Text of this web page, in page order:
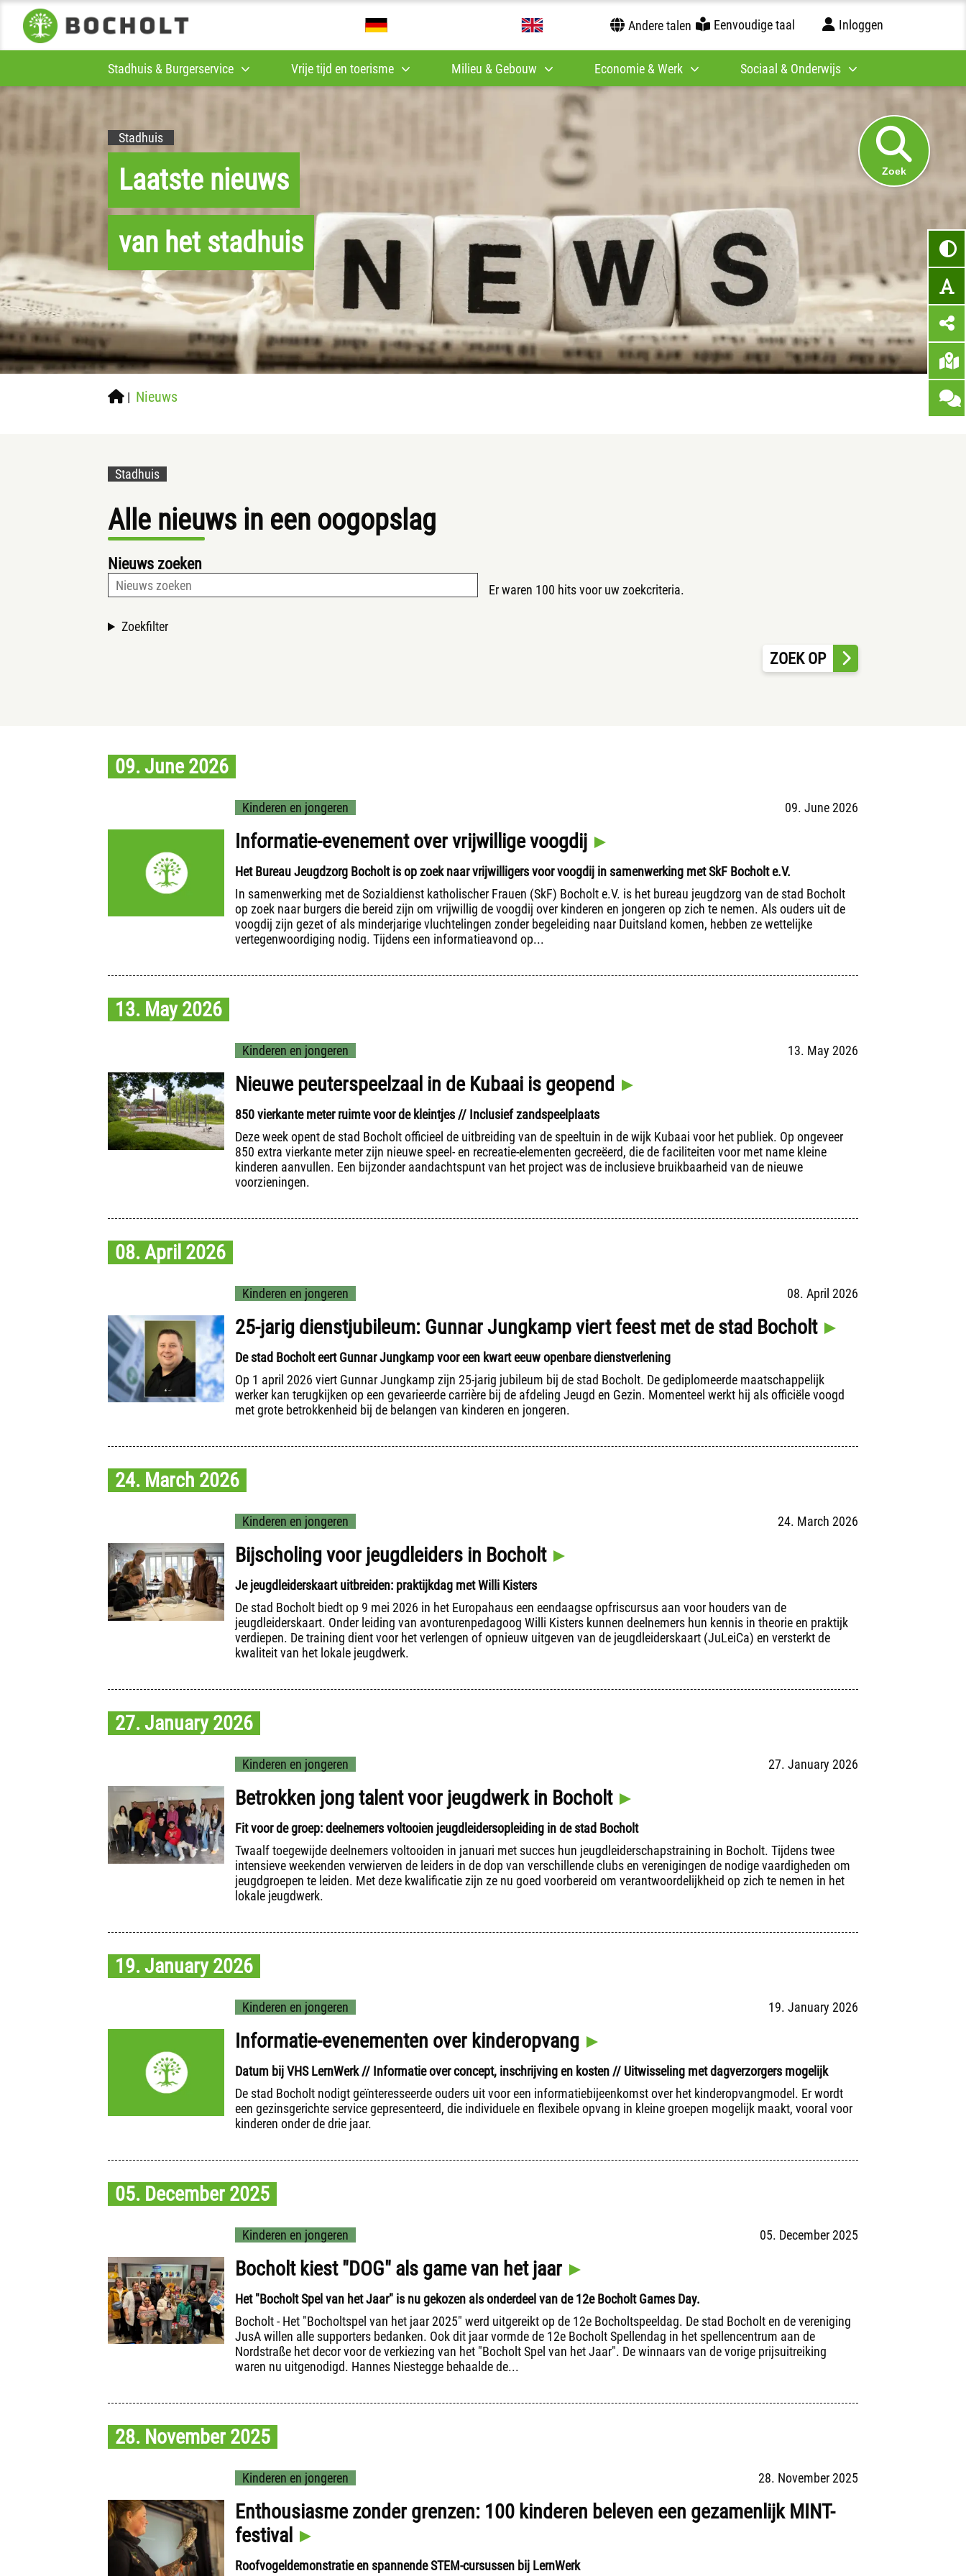
Andere talen Eenvoudige taal Inloggen
Stadhuis & Burgerservice Vrije tijd en toerisme Milieu & Gebouw Economie & Werk Sociaal & Onderwijs
Zoek
Stadhuis
Laatste nieuws
van het stadhuis
| Nieuws
Stadhuis
Alle nieuws in een oogopslag
Nieuws zoeken
Er waren 100 hits voor uw zoekcriteria.
Zoekfilter
ZOEK OP
09. June 2026
Kinderen en jongeren 09. June 2026
Informatie-evenement over vrijwillige voogdij
Het Bureau Jeugdzorg Bocholt is op zoek naar vrijwilligers voor voogdij in samenwerking met SkF Bocholt e.V.
In samenwerking met de Sozialdienst katholischer Frauen (SkF) Bocholt e.V. is het bureau jeugdzorg van de stad Bocholt
op zoek naar burgers die bereid zijn om vrijwillig de voogdij over kinderen en jongeren op zich te nemen. Als ouders uit de
voogdij zijn gezet of als minderjarige vluchtelingen zonder begeleiding naar Duitsland komen, hebben ze wettelijke
vertegenwoordiging nodig. Tijdens een informatieavond op...
13. May 2026
Kinderen en jongeren 13. May 2026
Nieuwe peuterspeelzaal in de Kubaai is geopend
850 vierkante meter ruimte voor de kleintjes // Inclusief zandspeelplaats
Deze week opent de stad Bocholt officieel de uitbreiding van de speeltuin in de wijk Kubaai voor het publiek. Op ongeveer
850 extra vierkante meter zijn nieuwe speel- en recreatie-elementen gecreëerd, die de faciliteiten voor met name kleine
kinderen aanvullen. Een bijzonder aandachtspunt van het project was de inclusieve bruikbaarheid van de nieuwe
voorzieningen.
08. April 2026
Kinderen en jongeren 08. April 2026
25-jarig dienstjubileum: Gunnar Jungkamp viert feest met de stad Bocholt
De stad Bocholt eert Gunnar Jungkamp voor een kwart eeuw openbare dienstverlening
Op 1 april 2026 viert Gunnar Jungkamp zijn 25-jarig jubileum bij de stad Bocholt. De gediplomeerde maatschappelijk
werker kan terugkijken op een gevarieerde carrière bij de afdeling Jeugd en Gezin. Momenteel werkt hij als officiële voogd
met grote betrokkenheid bij de belangen van kinderen en jongeren.
24. March 2026
Kinderen en jongeren 24. March 2026
Bijscholing voor jeugdleiders in Bocholt
Je jeugdleiderskaart uitbreiden: praktijkdag met Willi Kisters
De stad Bocholt biedt op 9 mei 2026 in het Europahaus een eendaagse opfriscursus aan voor houders van de
jeugdleiderskaart. Onder leiding van avonturenpedagoog Willi Kisters kunnen deelnemers hun kennis in theorie en praktijk
verdiepen. De training dient voor het verlengen of opnieuw uitgeven van de jeugdleiderskaart (JuLeiCa) en versterkt de
kwaliteit van het lokale jeugdwerk.
27. January 2026
Kinderen en jongeren 27. January 2026
Betrokken jong talent voor jeugdwerk in Bocholt
Fit voor de groep: deelnemers voltooien jeugdleidersopleiding in de stad Bocholt
Twaalf toegewijde deelnemers voltooiden in januari met succes hun jeugdleiderschapstraining in Bocholt. Tijdens twee
intensieve weekenden verwierven de leiders in de dop van verschillende clubs en verenigingen de nodige vaardigheden om
jeugdgroepen te leiden. Met deze kwalificatie zijn ze nu goed voorbereid om verantwoordelijkheid op zich te nemen in het
lokale jeugdwerk.
19. January 2026
Kinderen en jongeren 19. January 2026
Informatie-evenementen over kinderopvang
Datum bij VHS LernWerk // Informatie over concept, inschrijving en kosten // Uitwisseling met dagverzorgers mogelijk
De stad Bocholt nodigt geïnteresseerde ouders uit voor een informatiebijeenkomst over het kinderopvangmodel. Er wordt
een gezinsgerichte service gepresenteerd, die individuele en flexibele opvang in kleine groepen mogelijk maakt, vooral voor
kinderen onder de drie jaar.
05. December 2025
Kinderen en jongeren 05. December 2025
Bocholt kiest "DOG" als game van het jaar
Het "Bocholt Spel van het Jaar" is nu gekozen als onderdeel van de 12e Bocholt Games Day.
Bocholt - Het "Bocholtspel van het jaar 2025" werd uitgereikt op de 12e Bocholtspeeldag. De stad Bocholt en de vereniging
JusA willen alle supporters bedanken. Ook dit jaar vormde de 12e Bocholt Spellendag in het spellencentrum aan de
Nordstraße het decor voor de verkiezing van het "Bocholt Spel van het Jaar". De winnaars van de vorige prijsuitreiking
waren nu uitgenodigd. Hannes Niestegge behaalde de...
28. November 2025
Kinderen en jongeren 28. November 2025
Enthousiasme zonder grenzen: 100 kinderen beleven een gezamenlijk MINT-
festival
Roofvogeldemonstratie en spannende STEM-cursussen bij LernWerk